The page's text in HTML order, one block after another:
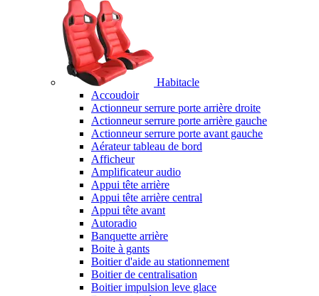
Habitacle
Accoudoir
Actionneur serrure porte arrière droite
Actionneur serrure porte arrière gauche
Actionneur serrure porte avant gauche
Aérateur tableau de bord
Afficheur
Amplificateur audio
Appui tête arrière
Appui tête arrière central
Appui tête avant
Autoradio
Banquette arrière
Boite à gants
Boitier d'aide au stationnement
Boitier de centralisation
Boitier impulsion leve glace